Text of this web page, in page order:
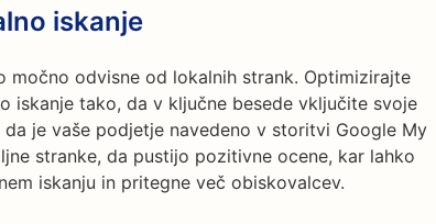
iskanje
močno odvisne od lokalnih strank. Optimizirajte
iskanje tako, da v ključne besede vključite svoje
je vaše podjetje navedeno v storitvi Google My
stranke, da pustijo pozitivne ocene, kar lahko
iskanju in pritegne več obiskovalcev.